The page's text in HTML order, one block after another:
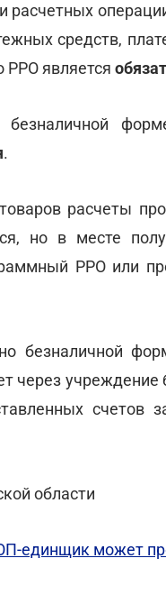
расчетных
средств,
РРО является
безналичной
.
расчеты
но в месте
РРО или
безналичной
через
счетов
области
единщик может